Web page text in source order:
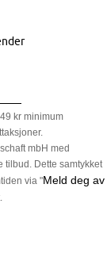
kr minimum
mbH med
tilbud. Dette samtykket
via "Meld deg av